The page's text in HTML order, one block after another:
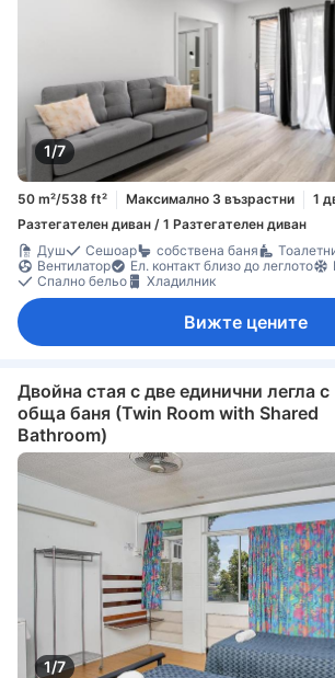
1/7
50 m²/538 ft² Максимално 3 възрастни
1
Разтегателен диван / 1 Разтегателен диван
Душ
Сешоар собствена баня
Вентилатор
Ел. контакт близо до леглото
Спално бельо
Хладилник
Вижте цените
Двойна стая с две единични легла с
обща баня (Twin Room with Shared
Bathroom)
1/7